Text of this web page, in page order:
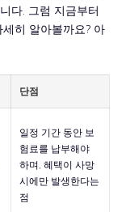
다. 그럼 지금부터
히 알아볼까요? 아
단점
일정 기간 동안 보
험료를 납부해야
하며, 혜택이 사망
시에만 발생한다는
점